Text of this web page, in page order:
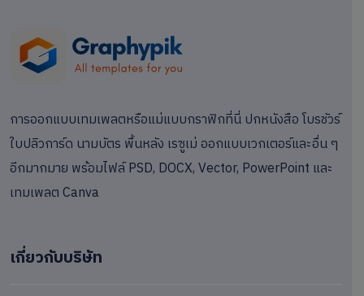
การออกแบบเทมเพลตหรือแม่แบบกราฟิกที่นี่ ปกหนังสือ โบรชัวร์
ใบปลิวการ์ด นามบัตร พื้นหลัง เรซูเม่ ออกแบบเวกเตอร์และอื่น ๆ
อีกมากมาย พร้อมไฟล์ PSD, DOCX, Vector, PowerPoint และ
เทมเพลต Canva
เกี่ยวกับบริษัท